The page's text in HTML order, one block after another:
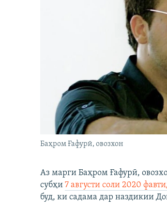
Баҳром Ғафурӣ, овозхон
Аз марги Баҳром Ғафурӣ,
субҳи 7 августи соли 2020
буд, ки садама дар наздикии